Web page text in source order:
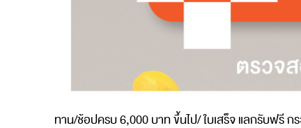
ทาน/ช้อปครบ6,000บาทขึ้นไป/ใบเสร็จ แลกรับฟรีก